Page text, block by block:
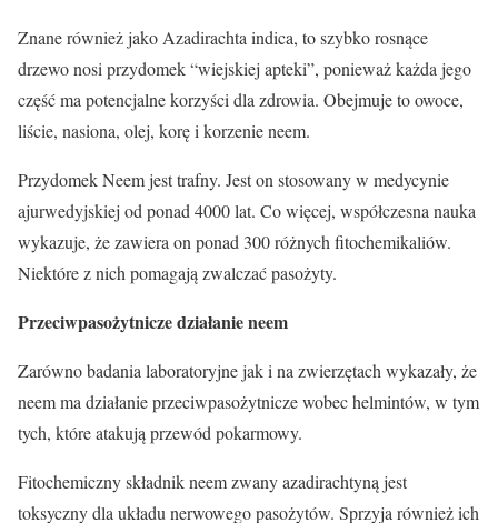
Znane również jako Azadirachta indica, to szybko rosnące
drzewo nosi przydomek “wiejskiej apteki”, ponieważ każda jego
część ma potencjalne korzyści dla zdrowia. Obejmuje to owoce,
liście, nasiona, olej, korę i korzenie neem.
Przydomek Neem jest trafny. Jest on stosowany w medycynie
ajurwedyjskiej od ponad 4000 lat. Co więcej, współczesna nauka
wykazuje, że zawiera on ponad 300 różnych fitochemikaliów.
Niektóre z nich pomagają zwalczać pasożyty.
Przeciwpasożytnicze działanie neem
Zarówno badania laboratoryjne jak i na zwierzętach wykazały, że
neem ma działanie przeciwpasożytnicze wobec helmintów, w tym
tych, które atakują przewód pokarmowy.
Fitochemiczny składnik neem zwany azadirachtyną jest
toksyczny dla układu nerwowego pasożytów. Sprzyja również ich